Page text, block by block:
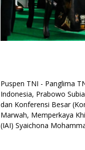
Puspen TNI - Panglima
Indonesia, Prabowo
dan Konferensi Besar
Marwah, Memperkaya
(IAI) Syaichona